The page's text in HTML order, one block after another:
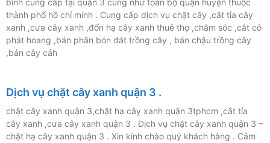
bình cung cấp tại quận 3 cũng như toàn bộ quận huyện thuộc
thành phố hồ chí minh . Cung cấp dịch vụ chặt cây ,cắt tỉa cây
xanh ,cưa cây xanh ,đốn hạ cây xanh thuê thợ ,chăm sóc ,cắt cỏ
phát hoang ,bán phân bón đát trồng cây , bán chậu trồng cây
,bán cây cảh
Dịch vụ chặt cây xanh quận 3 .
chặt cây xanh quận 3,chặt hạ cây xanh quận 3tphcm ,cắt tỉa
cây xanh ,cưa cây xanh quận 3 . Dịch vụ chặt cây xanh quận 3 –
chặt hạ cây xanh quận 3 . Xin kính chào quý khách hàng . Cảm